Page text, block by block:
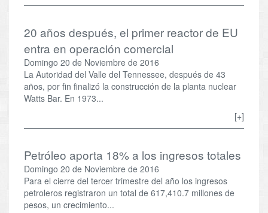
20 años después, el primer reactor de EU
entra en operación comercial
Domingo 20 de Noviembre de 2016
La Autoridad del Valle del Tennessee, después de 43
años, por fin finalizó la construcción de la planta nuclear
Watts Bar. En 1973...
[+]
Petróleo aporta 18% a los ingresos totales
Domingo 20 de Noviembre de 2016
Para el cierre del tercer trimestre del año los ingresos
petroleros registraron un total de 617,410.7 millones de
pesos, un crecimiento...